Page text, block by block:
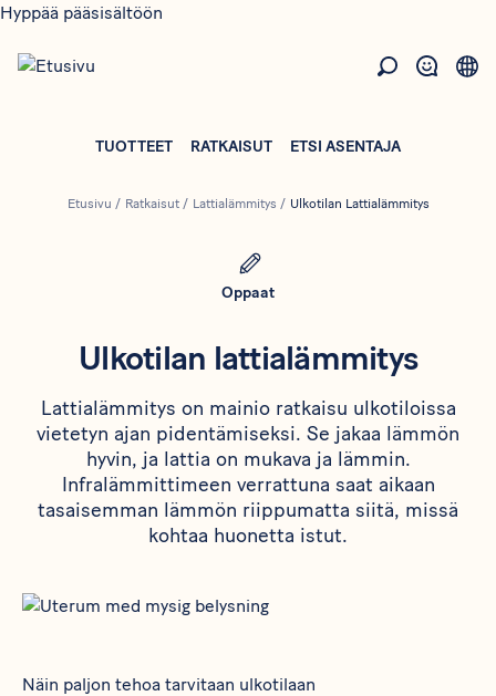
Hyppää pääsisältöön
TUOTTEET RATKAISUT ETSI ASENTAJA
Etusivu / Ratkaisut/ Lattialämmitys / Ulkotilan Lattialämmitys
Oppaat
Ulkotilan lattialämmitys
Lattialämmitys on mainio ratkaisu ulkotiloissa
vietetyn ajan pidentämiseksi. Se jakaa lämmön
hyvin, ja lattia on mukava ja lämmin.
Infralämmittimeen verrattuna saat aikaan
tasaisemman lämmön riippumatta siitä, missä
kohtaa huonetta istut.
Näin paljon tehoa tarvitaan ulkotilaan